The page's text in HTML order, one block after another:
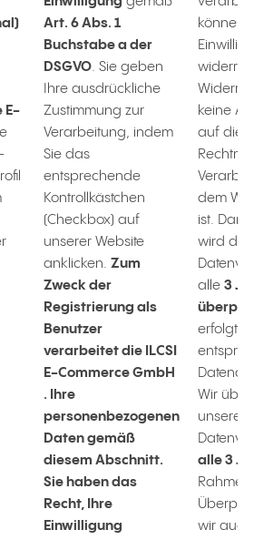
E-
Art. 6 Abs. 1
Buchstabe a der
DSGVO. Sie geben
Ihre ausdrückliche
Zustimmung zur
Verarbeitung, indem
Sie das
entsprechende
Kontrollkästchen
(Checkbox) auf
unserer Website
anklicken. Zum
Zweck der
Registrierung als
Benutzer
verarbeitet die ILCSI
E-Commerce GmbH
. Ihre
personenbezogenen
Daten gemäß
diesem Abschnitt.
Sie haben das
Recht, Ihre
Einwilligung
können
keine
auf die
dem
ist.
wird die
alle 3
erfolgt
Wir
unsere
alle 3
wir